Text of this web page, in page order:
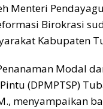
Menteri
Birokrasi
Kabupaten
Modal
(DPMPTSP)
menyampaikan